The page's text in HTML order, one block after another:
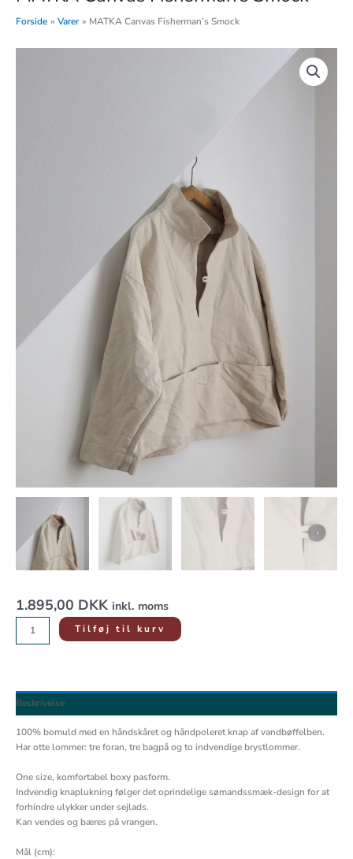
Forside Varer MATKA Canvas Fisherman’s Smock
1.895,00 DKK inkl. moms
Tilføj til kurv
Beskrivelse
100% bomuld med en håndskåret og håndpoleret knap af vandbøffelben.
Har otte lommer: tre foran, tre bagpå og to indvendige brystlommer.
One size, komfortabel boxy pasform.
Indvendig knaplukning følger det oprindelige sømandssmæk-design for at
forhindre ulykker under sejlads.
Kan vendes og bæres på vrangen.
Mål (cm):